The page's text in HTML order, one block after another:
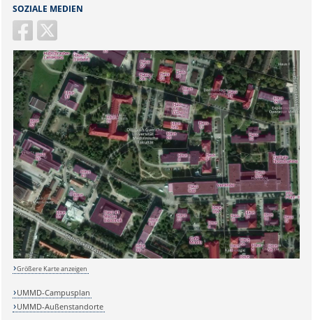
SOZIALE MEDIEN
Größere Karte anzeigen
UMMD-Campusplan
UMMD-Außenstandorte